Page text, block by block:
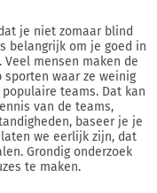
je niet zomaar blind
belangrijk om je goed in
mensen maken de
waar ze weinig
teams. Dat kan
van de teams,
baseer je je
laten we eerlijk zijn, dat
Grondig onderzoek
te maken.